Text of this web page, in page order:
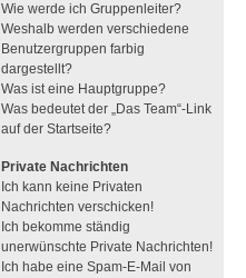
Wie werde ich Gruppenleiter?
Weshalb werden verschiedene
Benutzergruppen farbig
dargestellt?
Was ist eine Hauptgruppe?
Was bedeutet der „Das Team“-Link
auf der Startseite?
Private Nachrichten
Ich kann keine Privaten
Nachrichten verschicken!
Ich bekomme ständig
unerwünschte Private Nachrichten!
Ich habe eine Spam-E-Mail von